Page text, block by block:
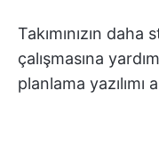
Takımınızın
çalışmasına
planlama yazılımı